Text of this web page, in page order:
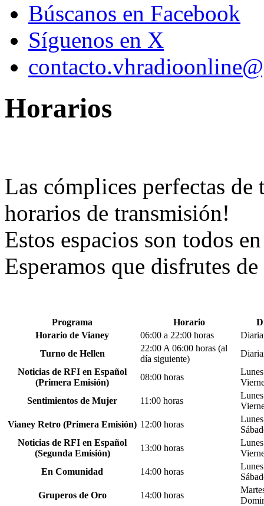
Búscanos en Facebook
Síguenos en X
Horarios
Las cómplices perfectas de
horarios de transmisión!
Estos espacios son todos
Esperamos que disfrutes
Programa Horario
Horario de Vianey
06:00 a 22:00 horas
Turno de Hellen
22:00 A 06:00 horas (al
día siguiente)
Noticias de RFI en Español
(Primera Emisión)
08:00 horas
Sentimientos de Mujer
11:00 horas
Vianey Retro (Primera Emisión) 12:00 horas
Noticias de RFI en Español
(Segunda Emisión)
13:00 horas
En Comunidad
14:00 horas
Gruperos de Oro
14:00 horas